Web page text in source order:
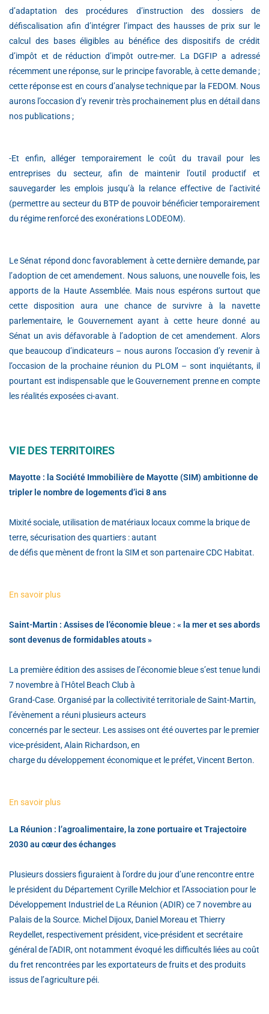
d’adaptation des procédures d’instruction des dossiers de
défiscalisation afin d’intégrer l’impact des hausses de prix sur le
calcul des bases éligibles au bénéfice des dispositifs de crédit
d’impôt et de réduction d’impôt outre-mer. La DGFIP a adressé
récemment une réponse, sur le principe favorable, à cette demande ;
cette réponse est en cours d’analyse technique par la FEDOM. Nous
aurons l’occasion d’y revenir très prochainement plus en détail dans
nos publications ;
-Et enfin, alléger temporairement le coût du travail pour les
entreprises du secteur, afin de maintenir l’outil productif et
sauvegarder les emplois jusqu’à la relance effective de l’activité
(permettre au secteur du BTP de pouvoir bénéficier temporairement
du régime renforcé des exonérations LODEOM).
Le Sénat répond donc favorablement à cette dernière demande, par
l’adoption de cet amendement. Nous saluons, une nouvelle fois, les
apports de la Haute Assemblée. Mais nous espérons surtout que
cette disposition aura une chance de survivre à la navette
parlementaire, le Gouvernement ayant à cette heure donné au
Sénat un avis défavorable à l’adoption de cet amendement. Alors
que beaucoup d’indicateurs – nous aurons l’occasion d’y revenir à
l’occasion de la prochaine réunion du PLOM – sont inquiétants, il
pourtant est indispensable que le Gouvernement prenne en compte
les réalités exposées ci-avant.
VIE DES TERRITOIRES
Mayotte : la Société Immobilière de Mayotte (SIM) ambitionne de
tripler le nombre de logements d’ici 8 ans
Mixité sociale, utilisation de matériaux locaux comme la brique de
terre, sécurisation des quartiers : autant
de défis que mènent de front la SIM et son partenaire CDC Habitat.
En savoir plus
Saint-Martin : Assises de l’économie bleue : « la mer et ses abords
sont devenus de formidables atouts »
La première édition des assises de l’économie bleue s’est tenue lundi
7 novembre à l’Hôtel Beach Club à
Grand-Case. Organisé par la collectivité territoriale de Saint-Martin,
l’évènement a réuni plusieurs acteurs
concernés par le secteur. Les assises ont été ouvertes par le premier
vice-président, Alain Richardson, en
charge du développement économique et le préfet, Vincent Berton.
En savoir plus
La Réunion : l’agroalimentaire, la zone portuaire et Trajectoire
2030 au cœur des échanges
Plusieurs dossiers figuraient à l’ordre du jour d’une rencontre entre
le président du Département Cyrille Melchior et l’Association pour le
Développement Industriel de La Réunion (ADIR) ce 7 novembre au
Palais de la Source. Michel Dijoux, Daniel Moreau et Thierry
Reydellet, respectivement président, vice-président et secrétaire
général de l’ADIR, ont notamment évoqué les difficultés liées au coût
du fret rencontrées par les exportateurs de fruits et des produits
issus de l’agriculture péi.